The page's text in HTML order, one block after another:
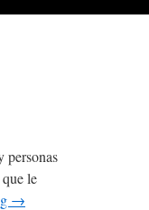
personas
le
→